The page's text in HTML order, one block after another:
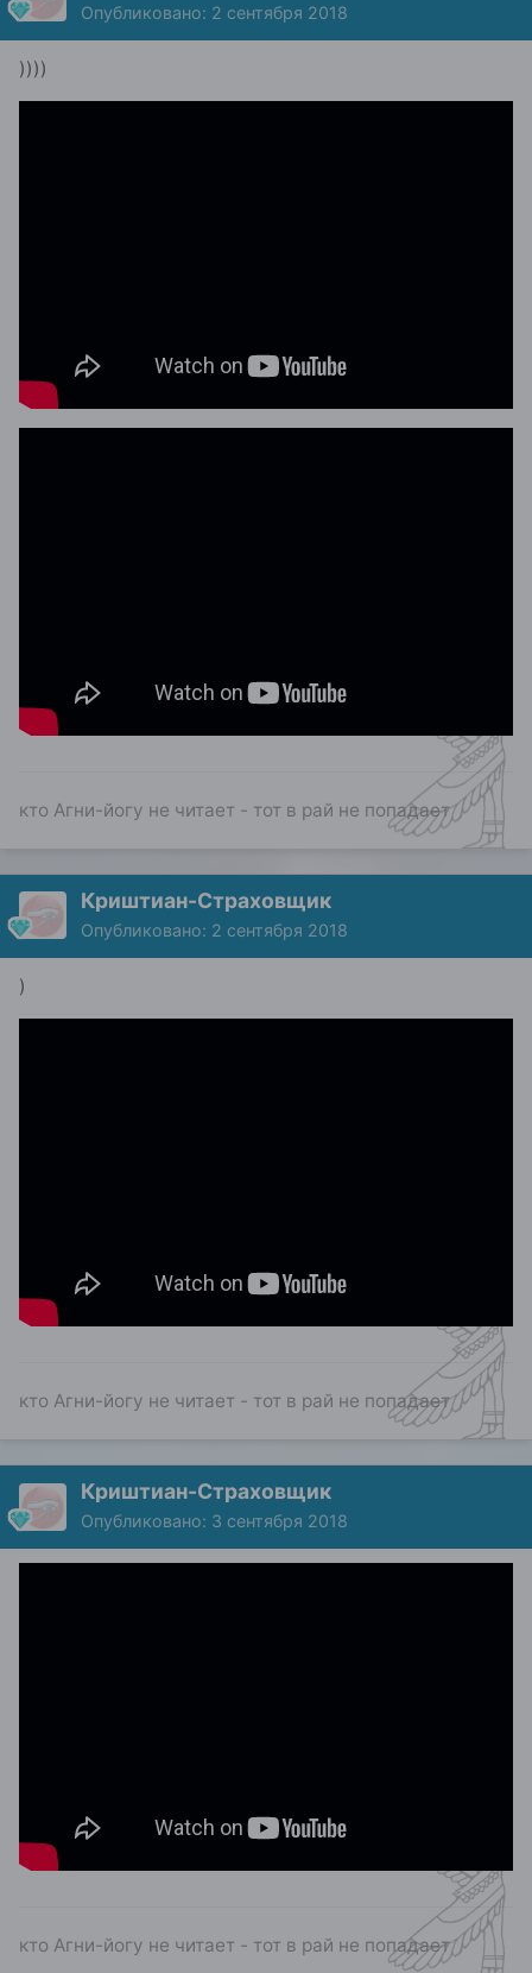
Опубликовано: 2 сентября 2018
))))
кто Агни-йогу не читает - тот в рай не попадает
Криштиан-Страховщик
Опубликовано: 2 сентября 2018
)
кто Агни-йогу не читает - тот в рай не попадает
Криштиан-Страховщик
Опубликовано: 3 сентября 2018
кто Агни-йогу не читает - тот в рай не попадает